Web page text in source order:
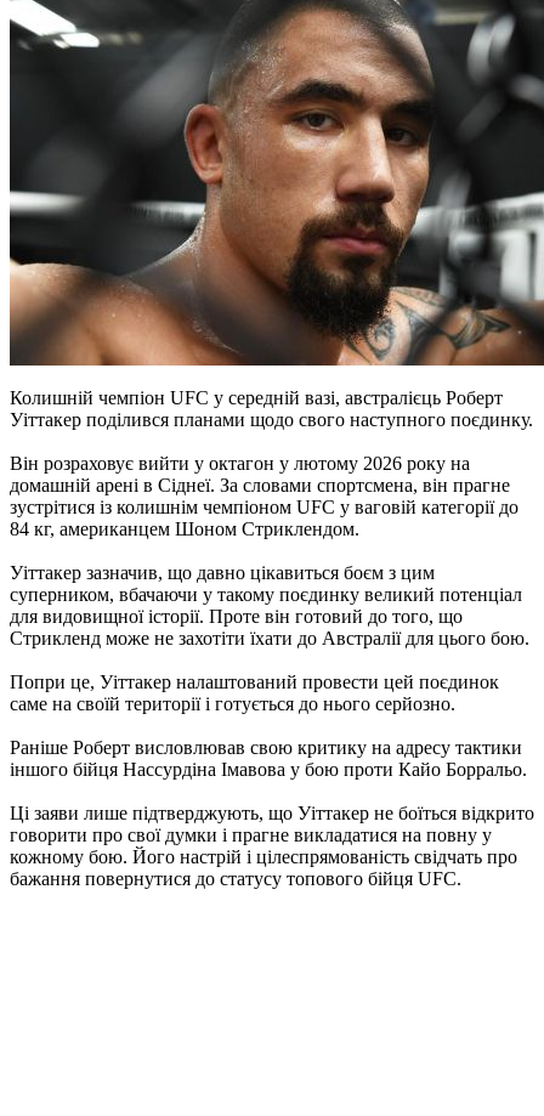
Колишній чемпіон UFC у середній вазі, австралієць Роберт
Уіттакер поділився планами щодо свого наступного поєдинку.
Він розраховує вийти у октагон у лютому 2026 року на
домашній арені в Сіднеї. За словами спортсмена, він прагне
зустрітися із колишнім чемпіоном UFC у ваговій категорії до
84 кг, американцем Шоном Стриклендом.
Уіттакер зазначив, що давно цікавиться боєм з цим
суперником, вбачаючи у такому поєдинку великий потенціал
для видовищної історії. Проте він готовий до того, що
Стрикленд може не захотіти їхати до Австралії для цього бою.
Попри це, Уіттакер налаштований провести цей поєдинок
саме на своїй території і готується до нього серйозно.
Раніше Роберт висловлював свою критику на адресу тактики
іншого бійця Нассурдіна Імавова у бою проти Кайо Борральо.
Ці заяви лише підтверджують, що Уіттакер не боїться відкрито
говорити про свої думки і прагне викладатися на повну у
кожному бою. Його настрій і цілеспрямованість свідчать про
бажання повернутися до статусу топового бійця UFC.